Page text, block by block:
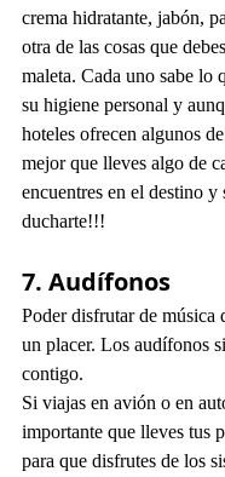
crema hidratante, jabón,
otra de las cosas que
maleta. Cada uno sabe lo
su higiene personal y
hoteles ofrecen algunos
mejor que lleves algo de
encuentres en el destino y
ducharte!!!
7. Audífonos
Poder disfrutar de música
un placer. Los audífonos
contigo.
Si viajas en avión o en
importante que lleves tus
para que disfrutes de los